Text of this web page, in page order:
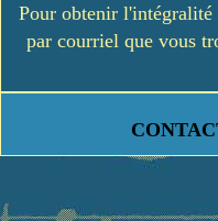
Pour obtenir l'intégralité
par courriel que vous
https://